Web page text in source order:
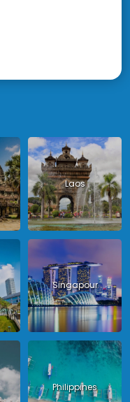
Laos
Singapour
Philippines